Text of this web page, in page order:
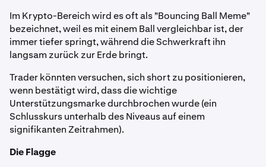
Im Krypto-Bereich wird es oft als "Bouncing Ball Meme"
bezeichnet, weil es mit einem Ball vergleichbar ist, der
immer tiefer springt, während die Schwerkraft ihn
langsam zurück zur Erde bringt.
Trader könnten versuchen, sich short zu positionieren,
wenn bestätigt wird, dass die wichtige
Unterstützungsmarke durchbrochen wurde (ein
Schlusskurs unterhalb des Niveaus auf einem
signifikanten Zeitrahmen).
Die Flagge